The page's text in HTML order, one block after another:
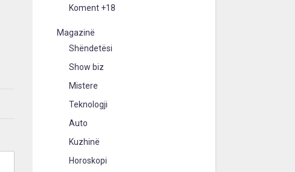
Koment +18
Magazinë
Shëndetësi
Show biz
Mistere
Teknologji
Auto
Kuzhinë
Horoskopi